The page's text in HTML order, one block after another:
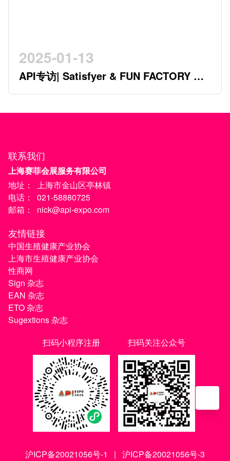
2025-01-13
API专访| Satisfyer & FUN FACTORY 开
创行业新时代的德系双星
联系我们
上海赛菲会展服务有限公司
地址：
上海市金山区亭林镇
电话：
021-58880725
邮箱：
nick@api-expo.com
友情链接
中国生殖健康产业协会
上海市生殖健康产业协会
性商网
Sign 杂志
EAN 杂志
ETO 杂志
Sugextions 杂志
扫码小程序注册
扫码关注公众号
沪ICP备20021056号-1 | 沪ICP备20021056号-3